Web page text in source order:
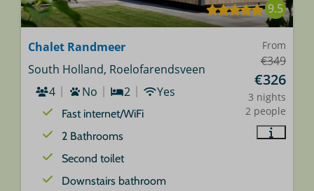
9.5
From
€349
€326
3 nights
2 people
Chalet Randmeer
South Holland, Roelofarendsveen
4
No 2 Yes
Fast internet/WiFi
2 Bathrooms
Second toilet
Downstairs bathroom